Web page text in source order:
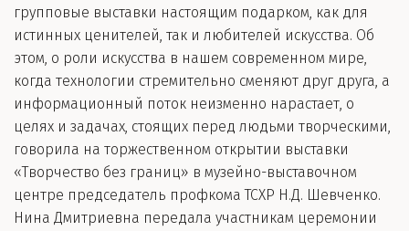
групповые выставки настоящим подарком, как для
истинных ценителей, так и любителей искусства. Об
этом, о роли искусства в нашем современном мире,
когда технологии стремительно сменяют друг друга, а
информационный поток неизменно нарастает, о
целях и задачах, стоящих перед людьми творческими,
говорила на торжественном открытии выставки
«Творчество без границ» в музейно-выставочном
центре председатель профкома ТСХР Н.Д. Шевченко.
Нина Дмитриевна передала участникам церемонии